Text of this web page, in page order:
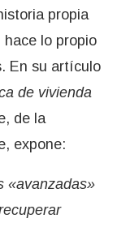
propia
hace lo propio
En su artículo
de vivienda
de la
expone:
«avanzadas»